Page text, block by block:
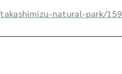
natural-park/159